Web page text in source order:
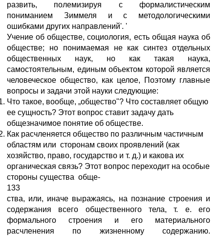
развить, полемизируя с формалистическим
пониманием Зиммеля и с методологическими
ошибками других направлений'. '
Учение об обществе, социология, есть общая наука об
обществе; но понимаемая не как синтез отдельных
общественных наук, но как такая наука,
самостоятельным, единым объектом которой является
человеческое общество, как целое, Поэтому главные
вопросы и задачи этой науки следующие:
Что такое, вообще, „общество"? Что составляет общую
ее сущность? Этот вопрос ставит задачу дать
общезначимое понятие об обществе.
Как расчленяется общество по различным частичным
областям или сторонам своих проявлений (как
хозяйство, право, государство и т. д.) и какова их
органическая связь? Этот вопрос переходит на особые
стороны существа обще-
133
ства, или, иначе выражаясь, на познание строения и
содержания всего общественного тела, т. е. его
формального строения и его материального
расчленения по жизненному содержанию.